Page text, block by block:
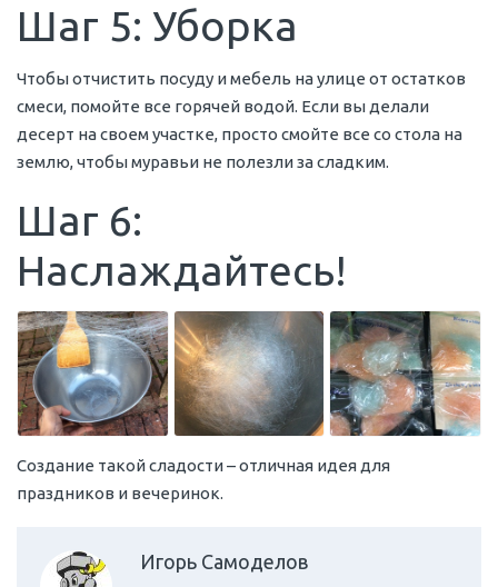
Шаг 5: Уборка
Чтобы отчистить посуду и мебель на улице от остатков
смеси, помойте все горячей водой. Если вы делали
десерт на своем участке, просто смойте все со стола на
землю, чтобы муравьи не полезли за сладким.
Шаг 6:
Наслаждайтесь!
Создание такой сладости – отличная идея для
праздников и вечеринок.
Игорь Самоделов